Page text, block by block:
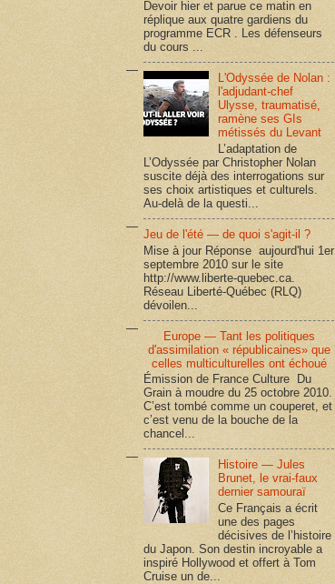
Devoir hier et parue ce matin en
réplique aux quatre gardiens du
programme ECR . Les défenseurs
du cours ...
L'Odyssée de Nolan :
l'adjudant-chef
Ulysse, traumatisé,
ramène ses GIs
métissés du Levant
L’adaptation de
L’Odyssée par Christopher Nolan
suscite déjà des interrogations sur
ses choix artistiques et culturels.
Au-delà de la questi...
Jeu de l'été — de quoi s'agit-il ?
Mise à jour Réponse aujourd'hui 1er
septembre 2010 sur le site
http://www.liberte-quebec.ca.
Réseau Liberté-Québec (RLQ)
dévoilen...
Europe — Tant les politiques
d'assimilation « républicaines» que
celles multiculturelles ont échoué
Émission de France Culture Du
Grain à moudre du 25 octobre 2010.
C’est tombé comme un couperet, et
c’est venu de la bouche de la
chancel...
Histoire — Jules
Brunet, le vrai-faux
dernier samouraï
Ce Français a écrit
une des pages
décisives de l’histoire
du Japon. Son destin incroyable a
inspiré Hollywood et offert à Tom
Cruise un de...